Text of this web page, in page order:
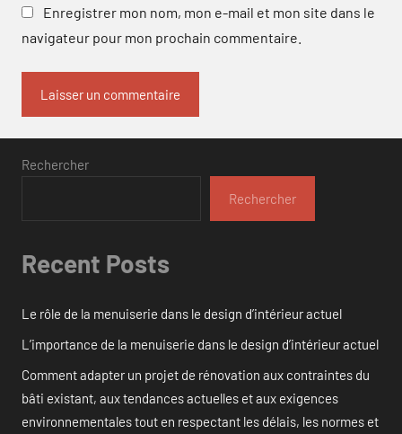
Enregistrer mon nom, mon e-mail et mon site dans le
navigateur pour mon prochain commentaire.
Rechercher
Rechercher
Recent Posts
Le rôle de la menuiserie dans le design d’intérieur actuel
L’importance de la menuiserie dans le design d’intérieur actuel
Comment adapter un projet de rénovation aux contraintes du
bâti existant, aux tendances actuelles et aux exigences
environnementales tout en respectant les délais, les normes et